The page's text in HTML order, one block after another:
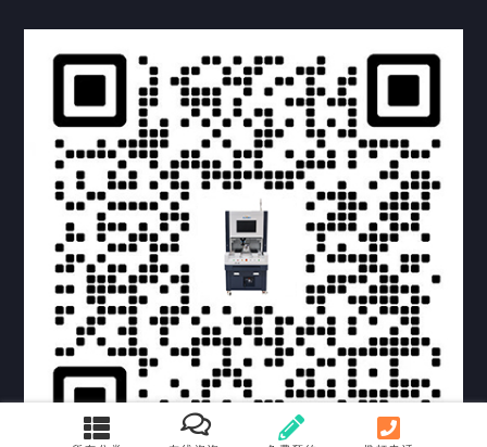
提交您的需求，获取产品资料与报价